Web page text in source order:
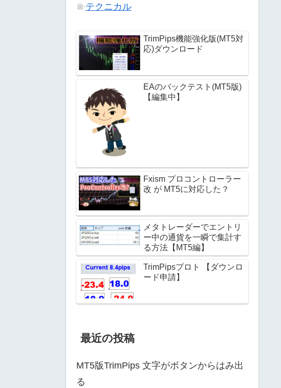
テクニカル
TrimPips機能強化版(MT5対
応)ダウンロード
EAのバックテスト(MT5版)
【編集中】
Fxism プロコントローラー
改 が MT5に対応した？
メタトレーダーでエントリ
ー中の通貨を一瞬で集計す
る方法【MT5編】
TrimPipsプロト 【ダウンロ
ード申請】
最近の投稿
MT5版TrimPips 文字がボタンからはみ出
る